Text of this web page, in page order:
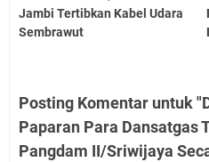
Jambi Tertibkan Kabel Udara
Sembrawut
Posting Komentar untuk
Paparan Para Dansatgas
Pangdam II/Sriwijaya